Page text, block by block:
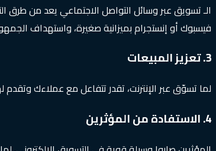
الـ تسويق عبر وسائل التواصل الاجتماعي يعد من طرق
فيسبوك أو إنستجرام بميزانية صغيرة، واستهداف
3. تعزيز المبيعات
لما تسوّق عبر الإنترنت، تقدر تتفاعل مع عملاءك
4. الاستفادة من المؤثرين